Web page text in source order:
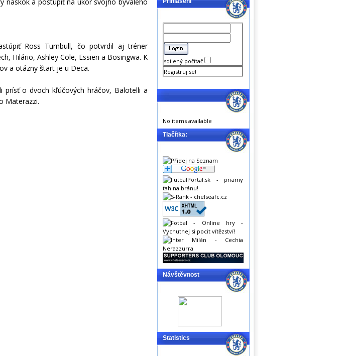
Ross Turnbull, čo potvrdil aj tréner
Hilário, Ashley Cole, Essien a Bosingwa. K
a otázny štart je u Deca.
prísť o dvoch kľúčových hráčov, Balotelli a
Materazzi.
sdílený počítač
Registruj se!
No items available
Tlačítka:
Návštěvnost
Statistics